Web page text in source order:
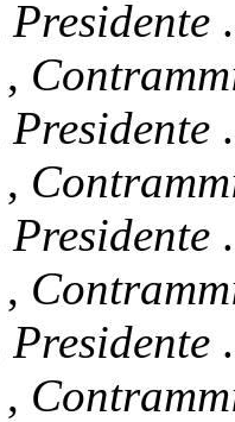
Presidente
,
Presidente
,
Presidente
,
Presidente
,